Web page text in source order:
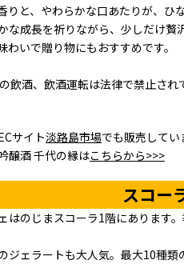
りと、やわらかな口あたりが、ひ
な成長を祈りながら、少しだけ贅
わいで贈り物にもおすすめです。
飲酒、飲酒運転は法律で禁止され
サイト淡路島市場でも販売してい
醸酒 千代の縁はこちらから>>>
スコー
はのじまスコーラ1階にあります
ジェラートも大人気。最大10種